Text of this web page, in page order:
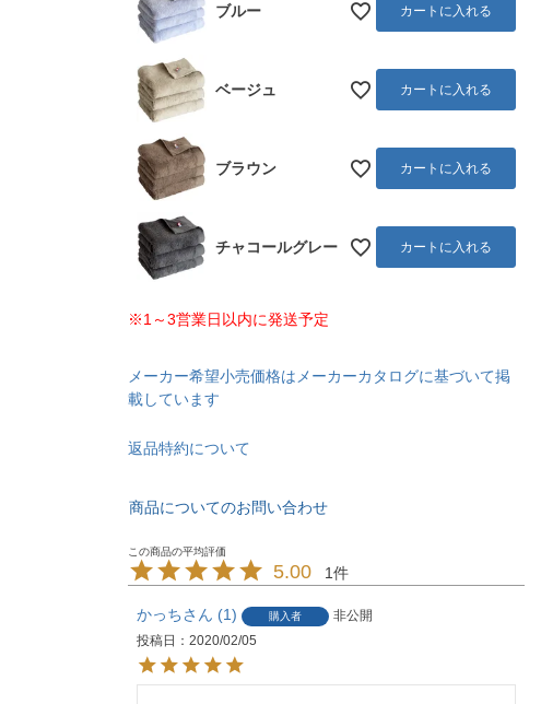
ブルー カートに入れる
ベージュ カートに入れる
ブラウン カートに入れる
チャコールグレー カートに入れる
※1～3営業日以内に発送予定
メーカー希望小売価格はメーカーカタログに基づいて掲
載しています
返品特約について
商品についてのお問い合わせ
5.00 1
かっち 1 購入者
非公開
投稿日
2020/02/05